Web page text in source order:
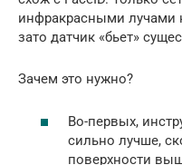
инфракрасными лучами
зато датчик «бьет»
Зачем это нужно?
Во-первых,
сильно лучше,
поверхности